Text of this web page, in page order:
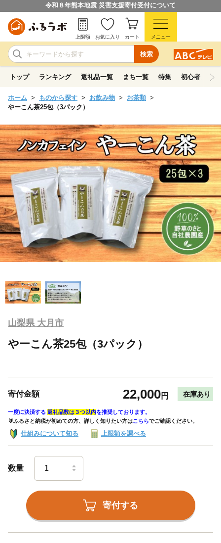
令和８年熊本地震 災害支援寄付受付について
検索
上限額 お気に入り カート メニュー
トップ ランキング 返礼品一覧 まち一覧 特集 初心者ガイド
ホーム ものから探す お飲み物
お茶類
やーこん茶25包（3パック）
山梨県 大月市
やーこん茶25包（3パック）
寄付金額 22,000円 在庫あり
一度に決済する 返礼品数は３つ以内を推奨しております。
🔰ふるさと納税が初めての方、詳しく知りたい方はこちらでご確認ください。
仕組みについて知る 上限額を調べる
数量
寄付する